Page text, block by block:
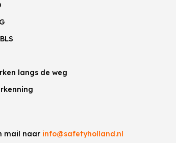
langs de weg
mail naar info@safetyholland.nl